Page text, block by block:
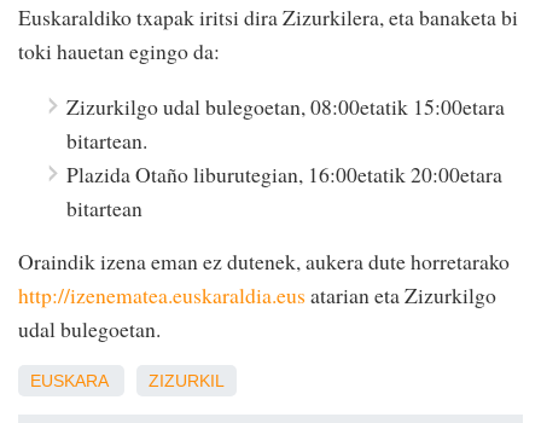
Euskaraldiko txapak iritsi dira Zizurkilera, eta banaketa bi
toki hauetan egingo da:
Zizurkilgo udal bulegoetan, 08:00etatik 15:00etara
bitartean.
Plazida Otaño liburutegian, 16:00etatik 20:00etara
bitartean
Oraindik izena eman ez dutenek, aukera dute horretarako
http://izenematea.euskaraldia.eus atarian eta Zizurkilgo
udal bulegoetan.
EUSKARA ZIZURKIL